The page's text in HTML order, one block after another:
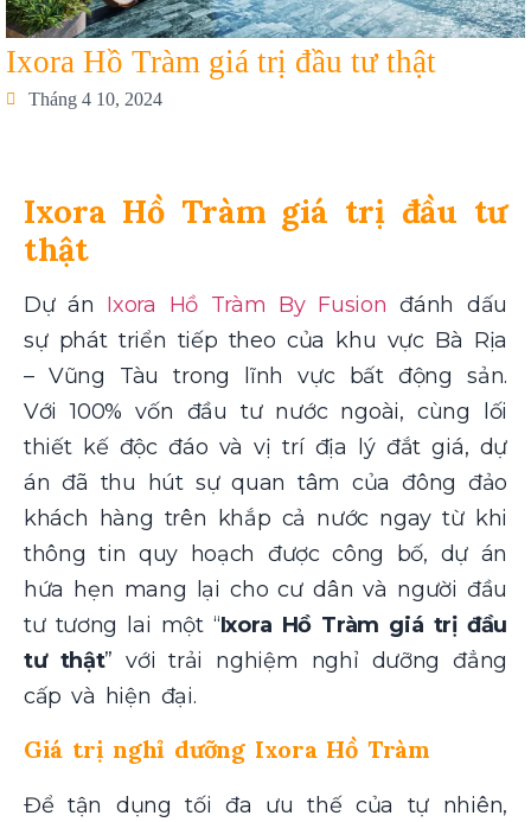
Ixora Hồ Tràm giá trị đầu tư thật
Tháng 4 10, 2024
Ixora Hồ Tràm giá trị đầu tư
thật
Dự án Ixora Hồ Tràm By Fusion đánh dấu
sự phát triển tiếp theo của khu vực Bà Rịa
– Vũng Tàu trong lĩnh vực bất động sản.
Với 100% vốn đầu tư nước ngoài, cùng lối
thiết kế độc đáo và vị trí địa lý đắt giá, dự
án đã thu hút sự quan tâm của đông đảo
khách hàng trên khắp cả nước ngay từ khi
thông tin quy hoạch được công bố, dự án
hứa hẹn mang lại cho cư dân và người đầu
tư tương lai một “Ixora Hồ Tràm giá trị đầu
tư thật” với trải nghiệm nghỉ dưỡng đẳng
cấp và hiện đại.
Giá trị nghỉ dưỡng Ixora Hồ Tràm
Để tận dụng tối đa ưu thế của tự nhiên,